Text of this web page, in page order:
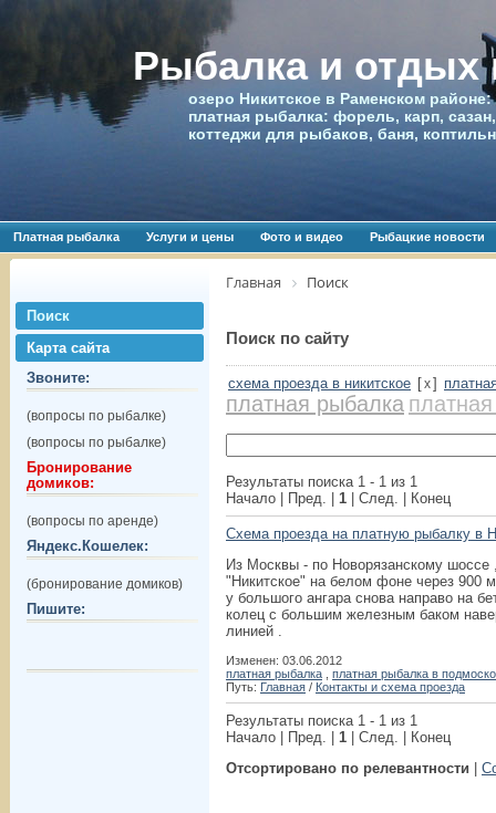
Рыбалка и отдых
озеро Никитское в Раменском
платная рыбалка: форель, карп,
коттеджи для рыбаков, баня,
Платная рыбалка Услуги и цены Фото и видео Рыбацкие новости
Поиск
Карта сайта
Звоните:
(вопросы по рыбалке)
(вопросы по рыбалке)
Бронирование
домиков:
(вопросы по аренде)
Яндекс.Кошелек:
(бронирование домиков)
Пишите:
Главная Поиск
Поиск по сайту
схема проезда в никитское [x]
платная рыбалка
Результаты поиска 1 - 1 из 1
Начало | Пред. | 1 | След. | Конец
Схема проезда на платную рыбалку в
Из Москвы - по Новорязанскому
"Никитское" на белом фоне через 900
у большого ангара снова направо на
колец с большим железным баком
линией .
Изменен: 03.06.2012
платная рыбалка
платная рыбалка в
Путь: Главная / Контакты и схема проезда
Результаты поиска 1 - 1 из 1
Начало | Пред. | 1 | След. | Конец
Отсортировано по релевантности |